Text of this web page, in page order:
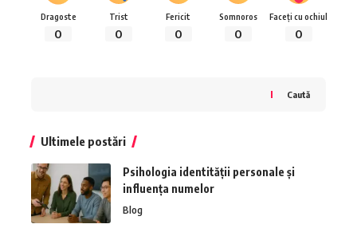
Dragoste
0
Trist
0
Fericit
0
Somnoros
0
Faceți cu ochiul
0
Caută
Ultimele postări
Psihologia identității personale și
influența numelor
Blog